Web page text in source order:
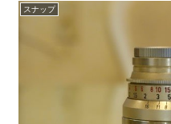
スナップ